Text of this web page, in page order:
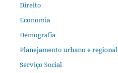
Direito
Economia
Demografia
Planejamento urbano e regional
Serviço Social